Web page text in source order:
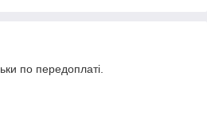
по передоплаті.